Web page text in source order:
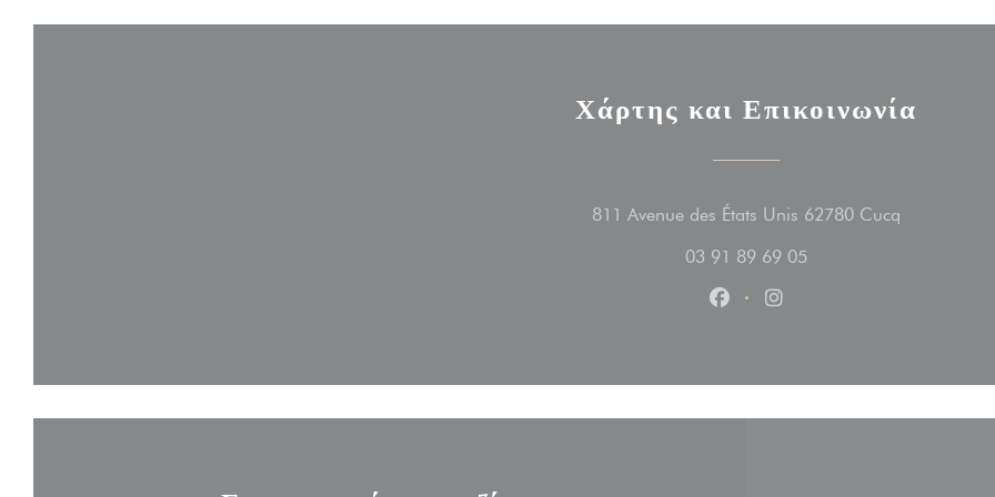
Χάρτης και Επικοινωνία
811 Avenue des États Unis 62780 Cucq
03 91 89 69 05
Facebook ((ανοίγει σε νέο
Instagram ((ανοίγει σε νέο